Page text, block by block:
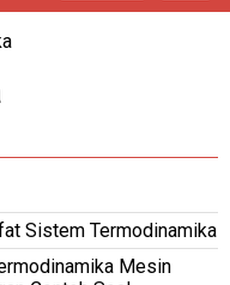
Sistem Termodinamika
Mesin